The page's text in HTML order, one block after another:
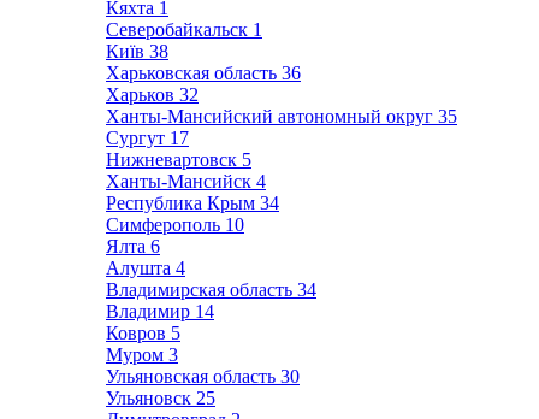
Кяхта 1
Северобайкальск 1
Київ 38
Харьковская область 36
Харьков 32
Ханты-Мансийский автономный округ 35
Сургут 17
Нижневартовск 5
Ханты-Мансийск 4
Республика Крым 34
Симферополь 10
Ялта 6
Алушта 4
Владимирская область 34
Владимир 14
Ковров 5
Муром 3
Ульяновская область 30
Ульяновск 25